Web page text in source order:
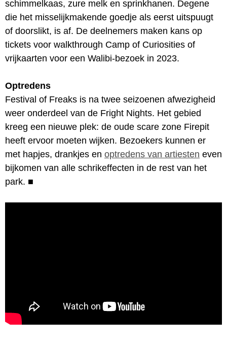
schimmelkaas, zure melk en sprinkhanen. Degene
die het misselijkmakende goedje als eerst uitspuugt
of doorslikt, is af. De deelnemers maken kans op
tickets voor walkthrough Camp of Curiosities of
vrijkaarten voor een Walibi-bezoek in 2023.
Optredens
Festival of Freaks is na twee seizoenen afwezigheid
weer onderdeel van de Fright Nights. Het gebied
kreeg een nieuwe plek: de oude scare zone Firepit
heeft ervoor moeten wijken. Bezoekers kunnen er
met hapjes, drankjes en optredens van artiesten even
bijkomen van alle schrikeffecten in de rest van het
park. ■